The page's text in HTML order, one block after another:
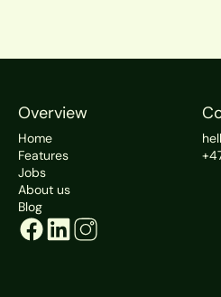
Overview
Home
Features
Jobs
About us
Blog